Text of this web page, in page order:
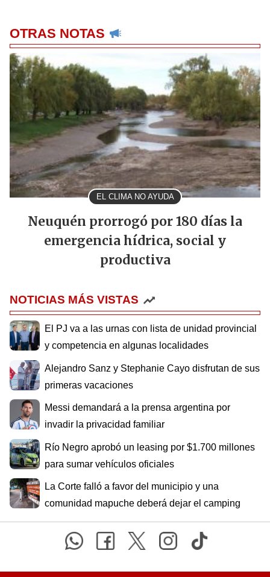
OTRAS NOTAS
EL CLIMA NO AYUDA
Neuquén prorrogó por 180 días la
emergencia hídrica, social y
productiva
NOTICIAS MÁS VISTAS
El PJ va a las urnas con lista de unidad provincial
y competencia en algunas localidades
Alejandro Sanz y Stephanie Cayo disfrutan de sus
primeras vacaciones
Messi demandará a la prensa argentina por
invadir la privacidad familiar
Río Negro aprobó un leasing por $1.700 millones
para sumar vehículos oficiales
La Corte falló a favor del municipio y una
comunidad mapuche deberá dejar el camping